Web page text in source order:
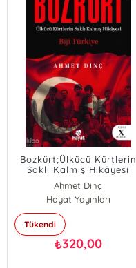
Bozkürt;Ülkücü Kürtlerin
Saklı Kalmış Hikâyesi
Ahmet Dinç
Hayat Yayınları
Tükendi
₺320,00